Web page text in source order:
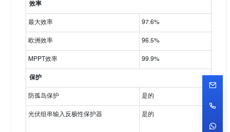
效率
最大效率 97.6%
欧洲效率 96.5%
MPPT效率 99.9%
保护
防孤岛保护 是的
光伏组串输入反极性保护器 是的